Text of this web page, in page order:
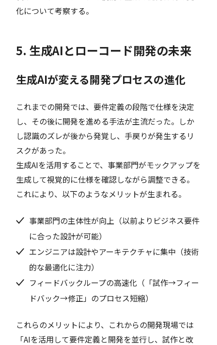
化について考察する。
5. 生成AIとローコード開発の未来
生成AIが変える開発プロセスの進化
これまでの開発では、要件定義の段階で仕様を決定
し、その後に開発を進める手法が主流だった。しか
し認識のズレが後から発覚し、手戻りが発生するリ
スクがあった。
生成AIを活用することで、事業部門がモックアップを
生成して視覚的に仕様を確認しながら調整できる。
これにより、以下のようなメリットが生まれる。
事業部門の主体性が向上（以前よりビジネス要件
に合った設計が可能）
エンジニアは設計やアーキテクチャに集中（技術
的な最適化に注力）
フィードバックループの高速化（「試作→フィー
ドバック→修正」のプロセス短縮）
これらのメリットにより、これからの開発現場では
「AIを活用して要件定義と開発を並行し、試作と改